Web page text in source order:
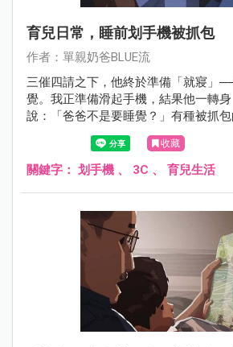
育兒日常，睡前划手機被抓包
作者：單親奶爸BLUE流
三催四請之下，他終於準備「就寢」
覺。我正準備滑起手機，結果他一轉身
說：「爸爸不是要睡覺？」有種被抓
對，爸爸關個手機。」順便宣導一下
收藏
關鍵字： 划手機 、 3C 、 育兒生活